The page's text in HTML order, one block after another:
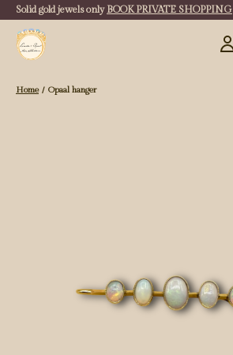
Solid gold jewels only BOOK PRIVATE SHOPPING
Home / Opaal hanger